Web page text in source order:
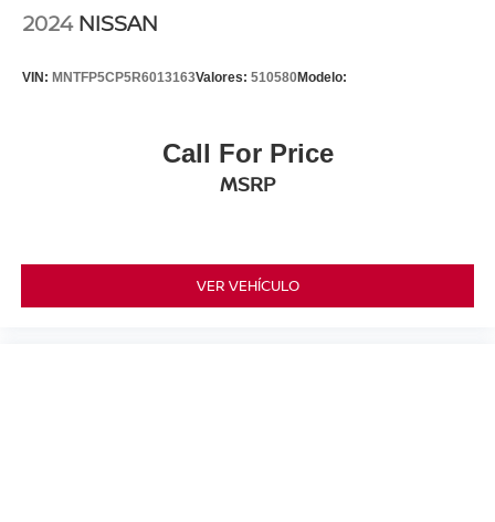
2024 NISSAN
VIN: MNTFP5CP5R6013163Valores: 510580Modelo:
Call For Price
MSRP
VER VEHÍCULO